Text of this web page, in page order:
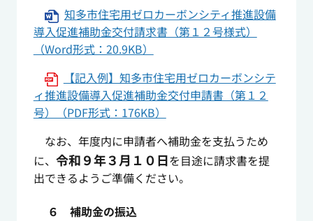
知多市住宅用ゼロカーボンシティ推進設備
導入促進補助金交付請求書（第１２号様式）
（Word形式：20.9KB）
【記入例】知多市住宅用ゼロカーボンシテ
ィ推進設備導入促進補助金交付申請書（第１２
号）（PDF形式：176KB）
なお、年度内に申請者へ補助金を支払うため
に、 令和９年３月１０日を目途に請求書を提
出できるようご準備ください。
６ 補助金の振込